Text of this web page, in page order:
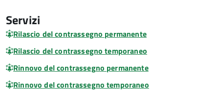
Servizi
Rilascio del contrassegno permanente
Rilascio del contrassegno temporaneo
Rinnovo del contrassegno permanente
Rinnovo del contrassegno temporaneo